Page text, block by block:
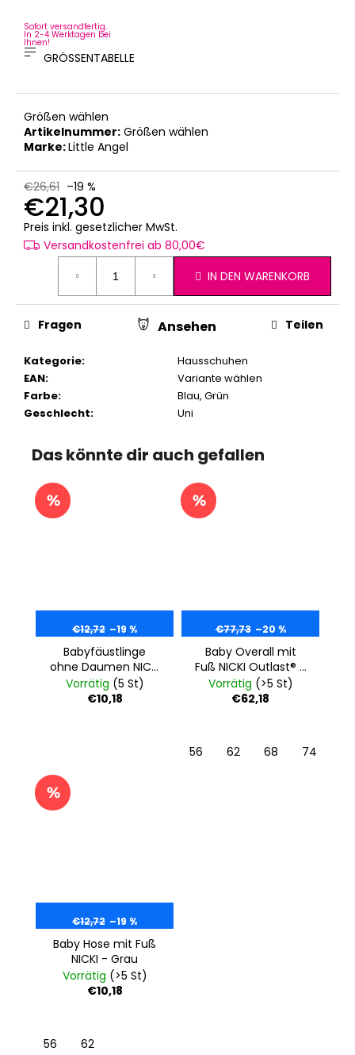
Sofort versandfertig.
In 2-4 Werktagen bei
Ihnen!
GRÖSSENTABELLE
Größen wählen
Artikelnummer: Größen wählen
Marke:Little Angel
€26,61 –19 %
€21,30
Preis inkl. gesetzlicher MwSt.
Versandkostenfrei ab 80,00€
IN DEN WARENKORB
Kategorie:
Hausschuhen
EAN:
Variante wählen
Farbe: Blau, Grün
Geschlecht: Uni
Fragen Ansehen Teilen
Das könnte dir auch gefallen
€12,72 –19 %
Babyfäustlinge
ohne Daumen NICKI
Outlast® - Mint
Vorrätig (5 St)
€10,18
€77,73 –20 %
Baby Overall mit
Fuß NICKI Outlast® -
Mint
Vorrätig (>5 St)
€62,18
56 62 68 74
€12,72 –19 %
Baby Hose mit Fuß
NICKI - Grau
Vorrätig (>5 St)
€10,18
56 62